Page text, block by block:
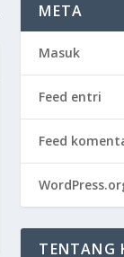
META
Masuk
Feed entri
Feed
TENTANG